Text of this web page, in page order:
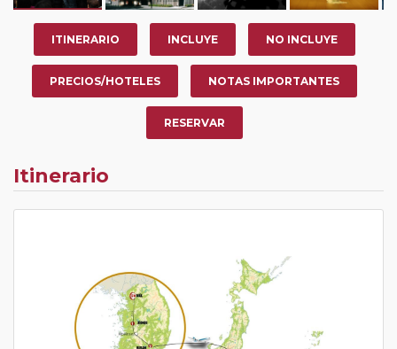
ITINERARIO INCLUYE NO INCLUYE
PRECIOS/HOTELES NOTAS IMPORTANTES
RESERVAR
Itinerario